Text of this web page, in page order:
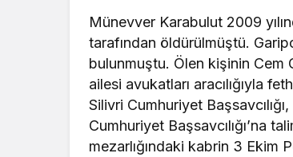
Münevver Karabulut 2009
tarafından öldürülmüştü.
bulunmuştu. Ölen kişinin Cem
ailesi avukatları aracılığıyla
Silivri Cumhuriyet
Cumhuriyet Başsavcılığı’na
mezarlığındaki kabrin 3 Ekim